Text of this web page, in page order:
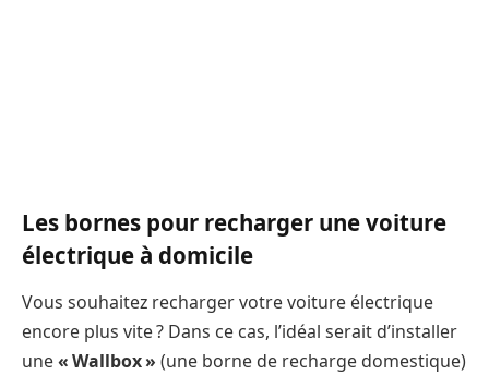
Les bornes pour recharger une voiture
électrique à domicile
Vous souhaitez recharger votre voiture électrique
encore plus vite ? Dans ce cas, l’idéal serait d’installer
une« Wallbox » (une borne de recharge domestique)